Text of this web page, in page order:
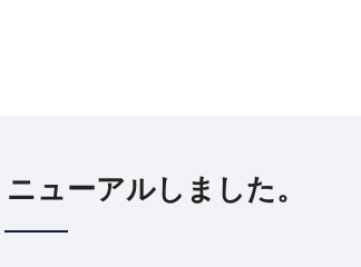
ューアルしました。